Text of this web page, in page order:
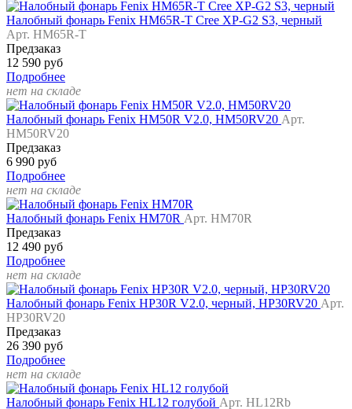
Налобный фонарь Fenix HM65R-T Cree XP-G2 S3, черный
Арт. HM65R-T
Предзаказ
12 590 руб
Подробнее
нет на складе
Налобный фонарь Fenix HM50R V2.0, HM50RV20 Арт.
HM50RV20
Предзаказ
6 990 руб
Подробнее
нет на складе
Налобный фонарь Fenix HM70R Арт. HM70R
Предзаказ
12 490 руб
Подробнее
нет на складе
Налобный фонарь Fenix HP30R V2.0, черный, HP30RV20 Арт.
HP30RV20
Предзаказ
26 390 руб
Подробнее
нет на складе
Налобный фонарь Fenix HL12 голубой Арт. HL12Rb